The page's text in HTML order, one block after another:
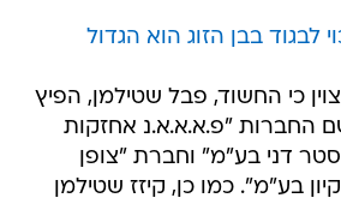
לבגוד בבן הזוג הוא הגדול
כי החשוד, פבל שטילמן, הפיץ
החברות "פ.א.א.א.נ אחזקות
דני בע"מ" וחברת "צופן
בע"מ". כמו כן, קיזז שטילמן